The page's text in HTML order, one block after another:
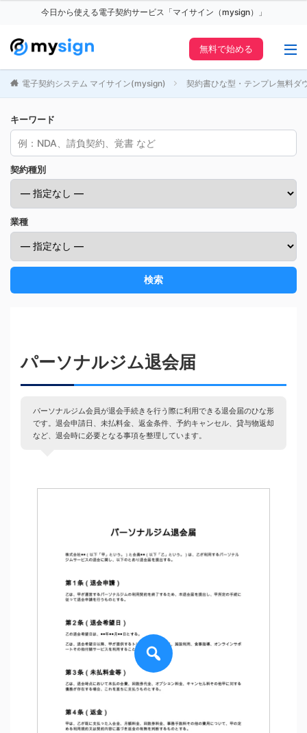
今日から使える電子契約サービス「マイサイン（mysign）」
無料で始める
電子契約システム マイサイン(mysign) 契約書ひな型・テンプレ無料ダ
キーワード
契約種別
業種
検索
パーソナルジム退会届
パーソナルジム会員が退会手続きを行う際に利用できる退会届のひな形
です。退会申請日、未払料金、返金条件、予約キャンセル、貸与物返却
など、退会時に必要となる事項を整理しています。